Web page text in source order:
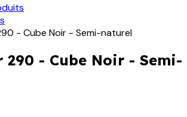
- Cube Noir - Semi-naturel
290 - Cube Noir - Semi-